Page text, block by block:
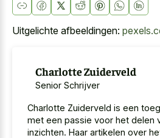
Uitgelichte afbeeldingen:
Charlotte Zuiderveld
Senior Schrijver
Charlotte Zuiderveld is een
met een passie voor het delen
inzichten. Haar artikelen over